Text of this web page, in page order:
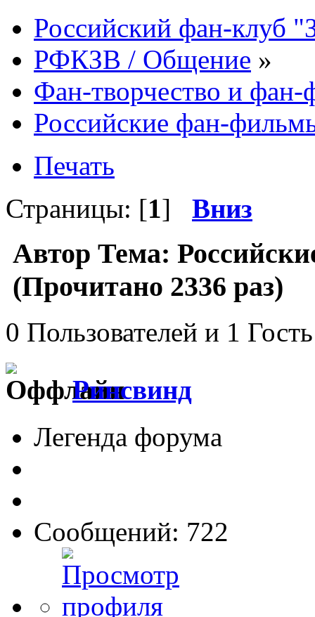
Российский фан-клуб
РФКЗВ / Общение »
Фан-творчество и
Российские фан-
Печать
Страницы: [1] Вниз
Автор Тема:
(Прочитано 2336 раз)
0 Пользователей и 1
Ринсвинд
Легенда форума
Сообщений: 722